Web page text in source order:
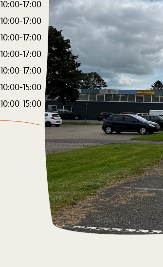
10:00-17:00
10:00-17:00
10:00-17:00
10:00-17:00
10:00-17:00
10:00-15:00
10:00-15:00